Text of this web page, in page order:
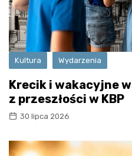
Kultura Wydarzenia
Krecik i wakacyjne
z przeszłości w KBP
30 lipca 2026